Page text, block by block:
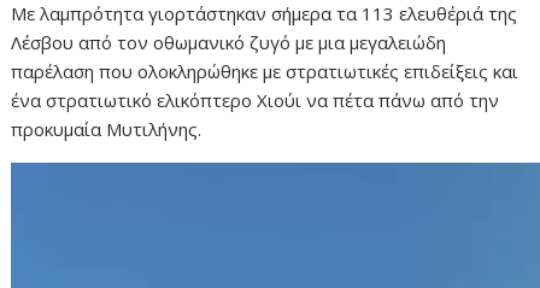
Με λαμπρότητα γιορτάστηκαν σήμερα τα 113 ελευθέριά της
Λέσβου από τον οθωμανικό ζυγό με μια μεγαλειώδη
παρέλαση που ολοκληρώθηκε με στρατιωτικές επιδείξεις και
ένα στρατιωτικό ελικόπτερο Χιούι να πέτα πάνω από την
προκυμαία Μυτιλήνης.